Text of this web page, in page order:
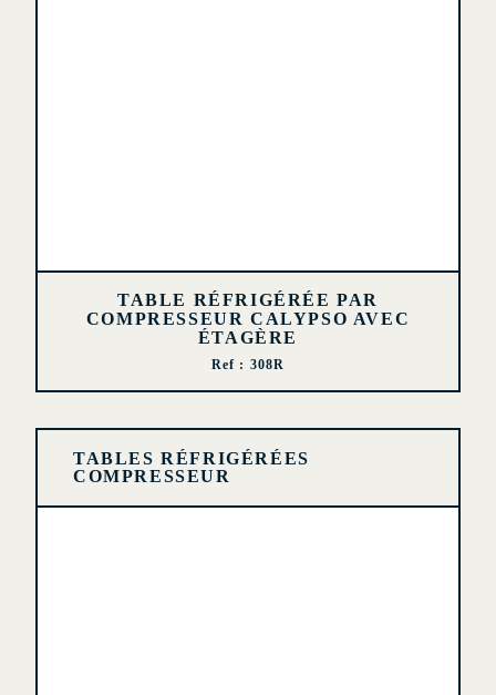
TABLE RÉFRIGÉRÉE PAR
COMPRESSEUR CALYPSO AVEC
ÉTAGÈRE
Ref : 308R
TABLES RÉFRIGÉRÉES
COMPRESSEUR